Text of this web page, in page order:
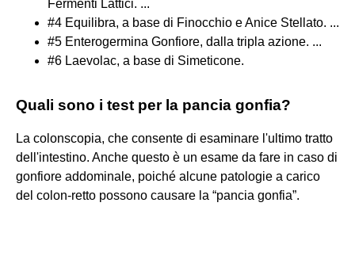
Fermenti Lattici. ...
#4 Equilibra, a base di Finocchio e Anice Stellato. ...
#5 Enterogermina Gonfiore, dalla tripla azione. ...
#6 Laevolac, a base di Simeticone.
Quali sono i test per la pancia gonfia?
La colonscopia, che consente di esaminare l'ultimo tratto
dell'intestino. Anche questo è un esame da fare in caso di
gonfiore addominale, poiché alcune patologie a carico
del colon-retto possono causare la “pancia gonfia”.